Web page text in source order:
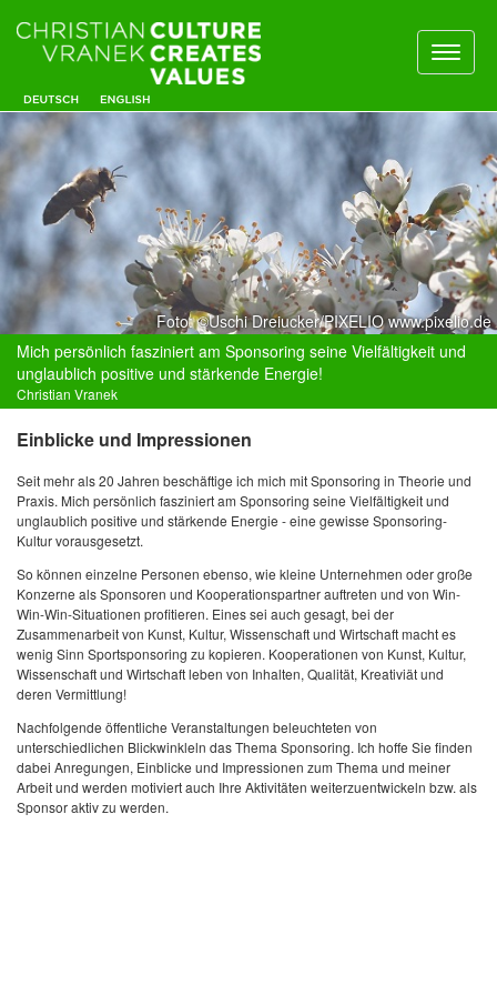
Foto: ©Uschi Dreiucker/PIXELIO www.pixelio.de
Mich persönlich fasziniert am Sponsoring seine Vielfältigkeit und
unglaublich positive und stärkende Energie!
Christian Vranek
Einblicke und Impressionen
Seit mehr als 20 Jahren beschäftige ich mich mit Sponsoring in Theorie und
Praxis. Mich persönlich fasziniert am Sponsoring seine Vielfältigkeit und
unglaublich positive und stärkende Energie - eine gewisse Sponsoring-
Kultur vorausgesetzt.
So können einzelne Personen ebenso, wie kleine Unternehmen oder große
Konzerne als Sponsoren und Kooperationspartner auftreten und von Win-
Win-Win-Situationen profitieren. Eines sei auch gesagt, bei der
Zusammenarbeit von Kunst, Kultur, Wissenschaft und Wirtschaft macht es
wenig Sinn Sportsponsoring zu kopieren. Kooperationen von Kunst, Kultur,
Wissenschaft und Wirtschaft leben von Inhalten, Qualität, Kreativiät und
deren Vermittlung!
Nachfolgende öffentliche Veranstaltungen beleuchteten von
unterschiedlichen Blickwinkleln das Thema Sponsoring. Ich hoffe Sie finden
dabei Anregungen, Einblicke und Impressionen zum Thema und meiner
Arbeit und werden motiviert auch Ihre Aktivitäten weiterzuentwickeln bzw. als
Sponsor aktiv zu werden.